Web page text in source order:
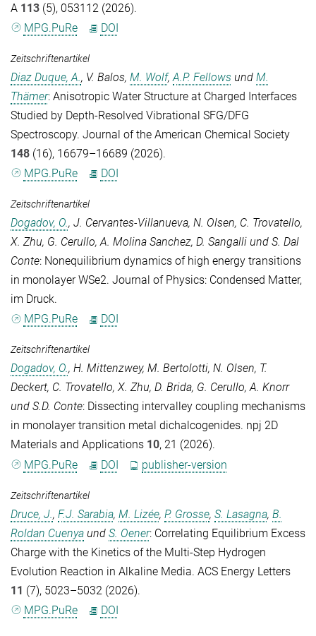
A 113 (5), 053112 (2026).
MPG.PuRe
DOI
Zeitschriftenartikel
Diaz Duque, A., V. Balos, M. Wolf,A.P. Fellows und M.
Thämer: Anisotropic Water Structure at Charged Interfaces
Studied by Depth-Resolved Vibrational SFG/DFG
Spectroscopy. Journal of the American Chemical Society
148 (16), 16679–16689 (2026).
MPG.PuRe
DOI
Zeitschriftenartikel
Dogadov, O., J. Cervantes-Villanueva, N. Olsen, C. Trovatello,
X. Zhu, G. Cerullo,A. Molina Sanchez, D. Sangalli und S. Dal
Conte: Nonequilibrium dynamics of high energy transitions
in monolayer WSe2. Journal of Physics: Condensed Matter,
im Druck.
MPG.PuRe
DOI
Zeitschriftenartikel
Dogadov, O., H. Mittenzwey, M. Bertolotti, N. Olsen, T.
Deckert, C. Trovatello, X. Zhu, D. Brida, G. Cerullo,A. Knorr
und S.D. Conte: Dissecting intervalley coupling mechanisms
in monolayer transition metal dichalcogenides. npj 2D
Materials and Applications 10, 21 (2026).
MPG.PuRe
DOI publisher-version
Zeitschriftenartikel
Druce, J., F.J. Sarabia, M. Lizée, P. Grosse, S. Lasagna, B.
Roldan Cuenya und S. Oener: Correlating Equilibrium Excess
Charge with the Kinetics of the Multi-Step Hydrogen
Evolution Reaction in Alkaline Media. ACS Energy Letters
11 (7), 5023–5032 (2026).
MPG.PuRe
DOI